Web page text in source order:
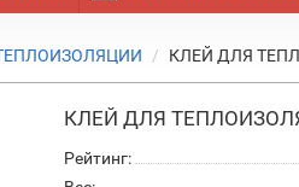
КЛЕЙ ДЛЯ
КЛЕЙ ДЛЯ
Рейтинг: